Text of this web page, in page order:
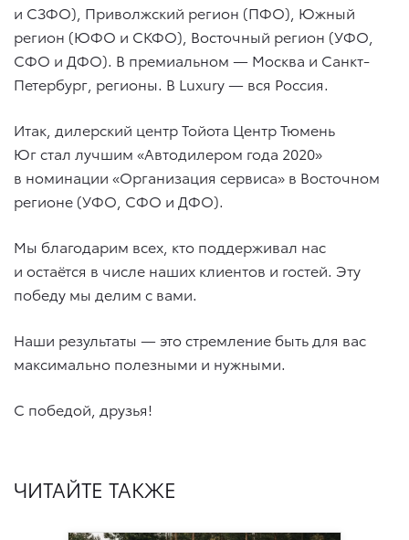
и СЗФО), Приволжский регион (ПФО), Южный
регион (ЮФО и СКФО), Восточный регион (УФО,
СФО и ДФО). В премиальном — Москва и Санкт-
Петербург, регионы. В Luxury — вся Россия.
Итак, дилерский центр Тойота Центр Тюмень
Юг стал лучшим «Автодилером года 2020»
в номинации «Организация сервиса» в Восточном
регионе (УФО, СФО и ДФО).
Мы благодарим всех, кто поддерживал нас
и остаётся в числе наших клиентов и гостей. Эту
победу мы делим с вами.
Наши результаты — это стремление быть для вас
максимально полезными и нужными.
С победой, друзья!
ЧИТАЙТЕ ТАКЖЕ